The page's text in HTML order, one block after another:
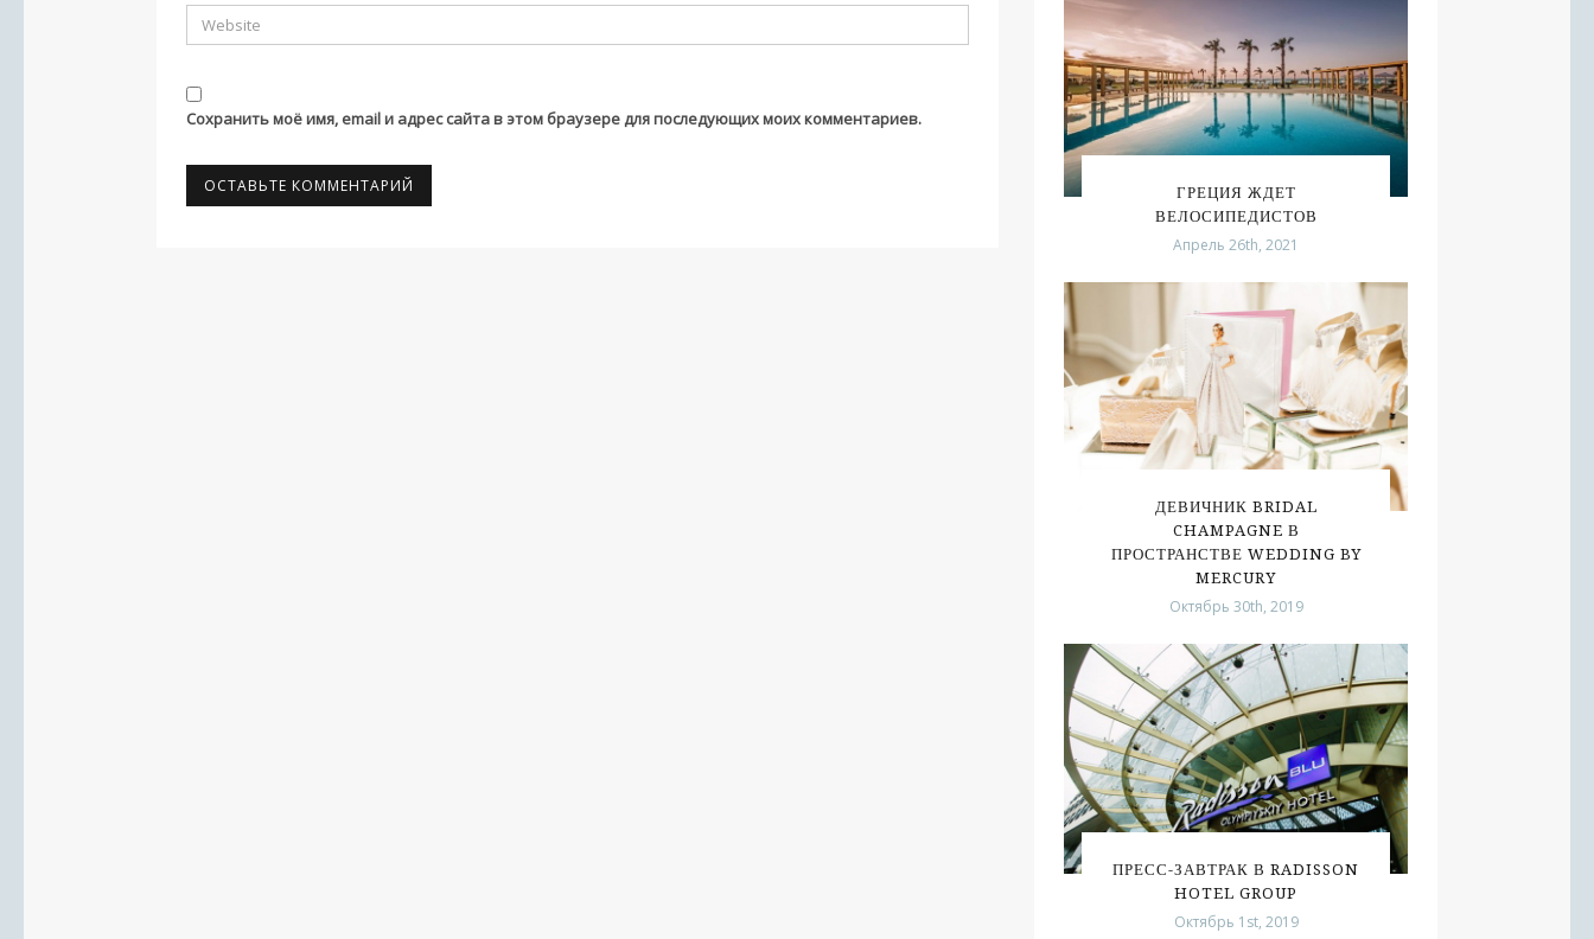
Сохранить моё имя, email и адрес сайта в этом браузере для последующих моих комментариев.
ГРЕЦИЯ ЖДЕТ
ВЕЛОСИПЕДИСТОВ
Апрель 26th, 2021
ДЕВИЧНИК BRIDAL
CHAMPAGNE В
ПРОСТРАНСТВЕ WEDDING BY
MERCURY
Октябрь 30th, 2019
ПРЕСС-ЗАВТРАК В RADISSON
HOTEL GROUP
Октябрь 1st, 2019